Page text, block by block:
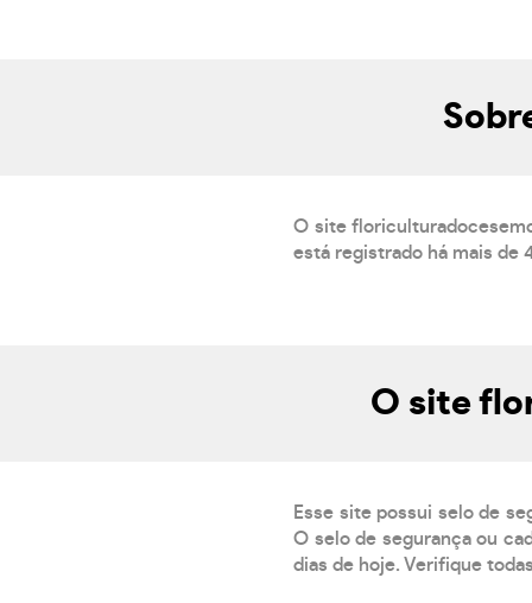
O site
está registrado há mais de
O site
Esse site possui selo de
O selo de segurança ou
dias de hoje. Verifique